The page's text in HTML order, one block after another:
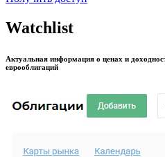
- отчетность эмитентов
Watchlist
Актуальная информация о ценах и